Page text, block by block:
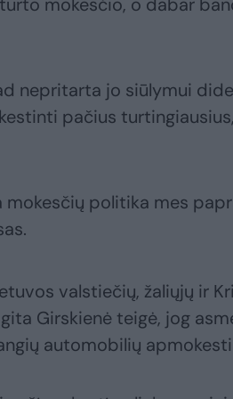
mokesčio, o dabar
nepritarta jo siūlymui
pačius
mokesčių politika mes
valstiečių, žaliųjų ir
Girskienė teigė, jog
automobilių